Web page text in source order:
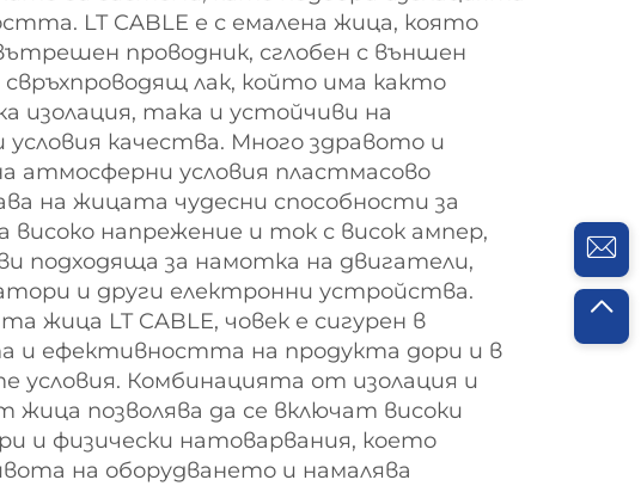
LT CABLE е с емалена жица, която
проводник, сглобен с външен
свръхпроводящ лак, който има както
изолация, така и устойчиви на
качества. Много здравото и
атмосферни условия пластмасово
на жицата чудесни способности за
високо напрежение и ток с висок ампер,
подходяща за намотка на двигатели,
и други електронни устройства.
жица LT CABLE, човек е сигурен в
и ефективността на продукта дори и в
условия. Комбинацията от изолация и
жица позволява да се включат високи
и физически натоварвания, което
на оборудването и намалява